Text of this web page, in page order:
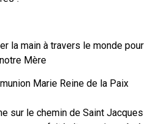
la main à travers le monde pour
Mère
Marie Reine de la Paix
sur le chemin de Saint Jacques